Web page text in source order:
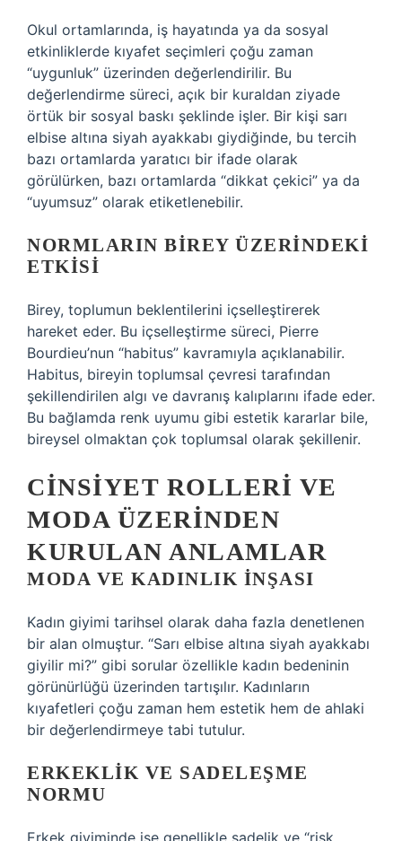
Okul ortamlarında, iş hayatında ya da sosyal
etkinliklerde kıyafet seçimleri çoğu zaman
“uygunluk” üzerinden değerlendirilir. Bu
değerlendirme süreci, açık bir kuraldan ziyade
örtük bir sosyal baskı şeklinde işler. Bir kişi sarı
elbise altına siyah ayakkabı giydiğinde, bu tercih
bazı ortamlarda yaratıcı bir ifade olarak
görülürken, bazı ortamlarda “dikkat çekici” ya da
“uyumsuz” olarak etiketlenebilir.
NORMLARIN BIREY ÜZERINDEKI
ETKISI
Birey, toplumun beklentilerini içselleştirerek
hareket eder. Bu içselleştirme süreci, Pierre
Bourdieu’nun “habitus” kavramıyla açıklanabilir.
Habitus, bireyin toplumsal çevresi tarafından
şekillendirilen algı ve davranış kalıplarını ifade eder.
Bu bağlamda renk uyumu gibi estetik kararlar bile,
bireysel olmaktan çok toplumsal olarak şekillenir.
CINSIYET ROLLERI VE
MODA ÜZERINDEN
KURULAN ANLAMLAR
MODA VE KADINLIK INŞASI
Kadın giyimi tarihsel olarak daha fazla denetlenen
bir alan olmuştur. “Sarı elbise altına siyah ayakkabı
giyilir mi?” gibi sorular özellikle kadın bedeninin
görünürlüğü üzerinden tartışılır. Kadınların
kıyafetleri çoğu zaman hem estetik hem de ahlaki
bir değerlendirmeye tabi tutulur.
ERKEKLIK VE SADELEŞME
NORMU
Erkek giyiminde ise genellikle sadelik ve “risk